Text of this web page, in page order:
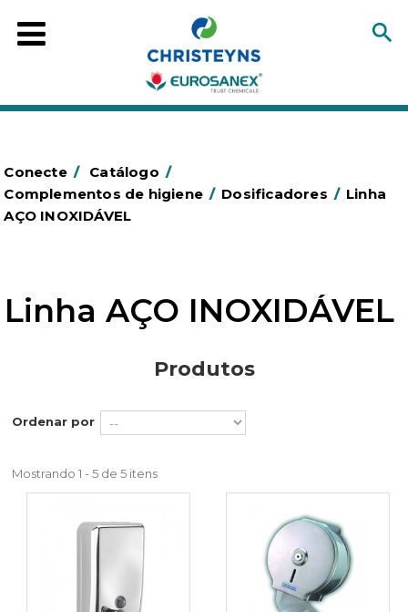
Conecte / Catálogo /
Complementos de higiene / Dosificadores / Linha
AÇO INOXIDÁVEL
Linha AÇO INOXIDÁVEL
Produtos
Ordenar por
Mostrando 1 - 5 de 5 itens